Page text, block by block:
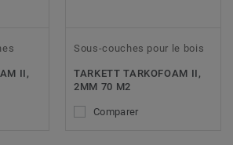
II,
Sous-couches pour le bois
TARKETT TARKOFOAM II,
2MM 70 M2
Comparer